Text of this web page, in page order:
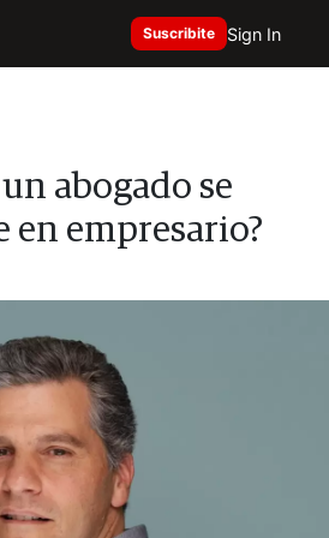
Suscribite Sign In
abogado se
en empresario?